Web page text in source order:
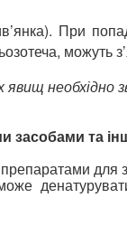
При
можуть
явищ необхідно
засобами та
для